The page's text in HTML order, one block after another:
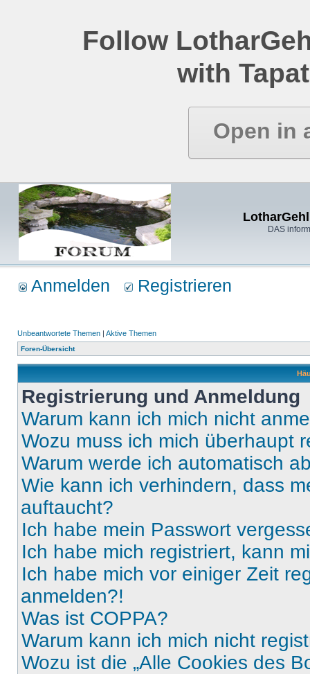
Follow
with
Open in
DAS
Anmelden Registrieren
Unbeantwortete Themen | Aktive Themen
Foren-Übersicht
Registrierung und Anmeldung
Warum kann ich mich nicht
Wozu muss ich mich überhaupt
Warum werde ich automatisch
Wie kann ich verhindern, dass
auftaucht?
Ich habe mein Passwort
Ich habe mich registriert, kann
Ich habe mich vor einiger Zeit
anmelden?!
Was ist COPPA?
Warum kann ich mich nicht
Wozu ist die „Alle Cookies des